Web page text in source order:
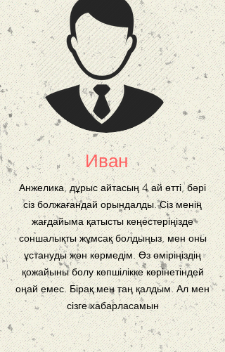
Иван
Анжелика, дұрыс айтасың 4 ай өтті, бәрі
сіз болжағандай орындалды. Сіз менің
жағдайыма қатысты кеңестеріңізде
соншалықты жұмсақ болдыңыз, мен оны
ұстануды жөн көрмедім. Өз өміріңіздің
қожайыны болу көпшілікке көрінетіндей
оңай емес. Бірақ мен таң қалдым. Ал мен
сізге хабарласамын